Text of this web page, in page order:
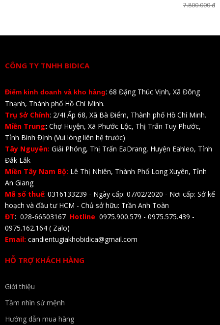
7.800.000 đ
CÔNG TY TNHH BIDICA
Điểm kinh doanh và kho hàng: 68 Đặng Thúc Vịnh, Xã Đông
Thạnh, Thành phố Hồ Chí Minh.
Trụ Sở Chính: 2/4I Ấp 68, Xã Bà Điểm, Thành phố Hồ Chí Minh.
Miền Trung: Chợ Huyện, Xã Phước Lộc, Thị Trấn Tuy Phước,
Tỉnh Bình Định (Vui lòng liên hệ trước)
Tây Nguyên: Giải Phóng, Thị Trấn EaDrang, Huyện Eahleo, Tỉnh
Đắk Lắk
Miền Tây Nam Bộ: Lê Thị Nhiên, Thành Phố Long Xuyên, Tỉnh
An Giang
Mã số thuế: 0316133239 - Ngày cấp: 07/02/2020 - Nơi cấp: Sở kế
hoạch và đầu tư HCM - Chủ sở hữu: Trần Anh Toàn
ĐT: 028-66503167 Hotline 0975.900.579 - 0975.575.439 -
0975.162.164 ( Zalo)
Email: candientugiakhobidica@gmail.com
HỖ TRỢ KHÁCH HÀNG
Giới thiệu
Tầm nhìn sứ mệnh
Hướng dẫn mua hàng